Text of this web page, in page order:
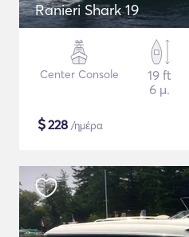
Ranieri Shark 19
Center Console
19 ft
6 μ.
$228 /ημέρα